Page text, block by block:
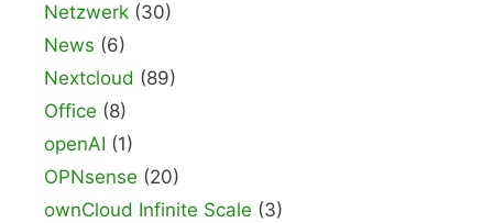
Netzwerk (30)
News (6)
Nextcloud (89)
Office (8)
openAI (1)
OPNsense (20)
ownCloud Infinite Scale (3)